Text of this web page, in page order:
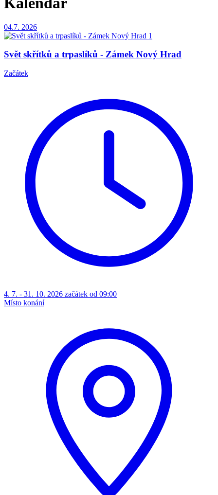
04.7. 2026
Svět skřítků a trpaslíků - Zámek Nový Hrad
Začátek
4. 7. - 31. 10. 2026 začátek od 09:00
Místo konání